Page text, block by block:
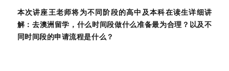
本次讲座王老师将为不同阶段的高中及本科在读生详细讲
解：去澳洲留学，什么时间段做什么准备最为合理？以及不
同时间段的申请流程是什么？